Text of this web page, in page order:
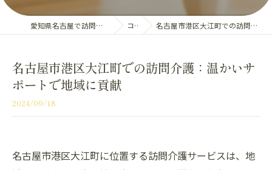
愛知県名古屋で訪問介護の求人なら株式会社PEP コラム 名古屋市港区大江町での訪問介護：温かいサポートで地域に貢献
名古屋市港区大江町での訪問介護：温かいサ
ポートで地域に貢献
2024/09/18
名古屋市港区大江町に位置する訪問介護サービスは、地